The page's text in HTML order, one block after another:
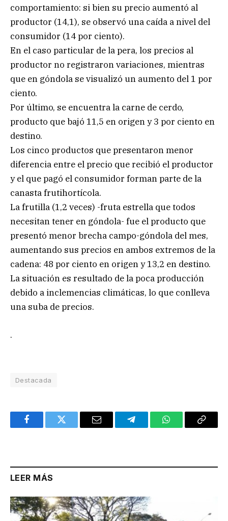
comportamiento: si bien su precio aumentó al
productor (14,1), se observó una caída a nivel del
consumidor (14 por ciento).
En el caso particular de la pera, los precios al
productor no registraron variaciones, mientras
que en góndola se visualizó un aumento del 1 por
ciento.
Por último, se encuentra la carne de cerdo,
producto que bajó 11,5 en origen y 3 por ciento en
destino.
Los cinco productos que presentaron menor
diferencia entre el precio que recibió el productor
y el que pagó el consumidor forman parte de la
canasta frutihortícola.
La frutilla (1,2 veces) -fruta estrella que todos
necesitan tener en góndola- fue el producto que
presentó menor brecha campo-góndola del mes,
aumentando sus precios en ambos extremos de la
cadena: 48 por ciento en origen y 13,2 en destino.
La situación es resultado de la poca producción
debido a inclemencias climáticas, lo que conlleva
una suba de precios.
.
Destacada
FacebookTwitter Email TelegramWhatsAppCopy
LEER MÁS